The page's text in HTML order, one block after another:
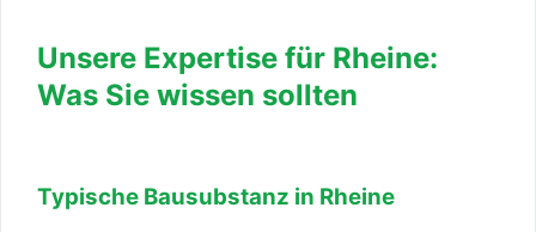
Unsere Expertise für Rheine:
Was Sie wissen sollten
Typische Bausubstanz in Rheine